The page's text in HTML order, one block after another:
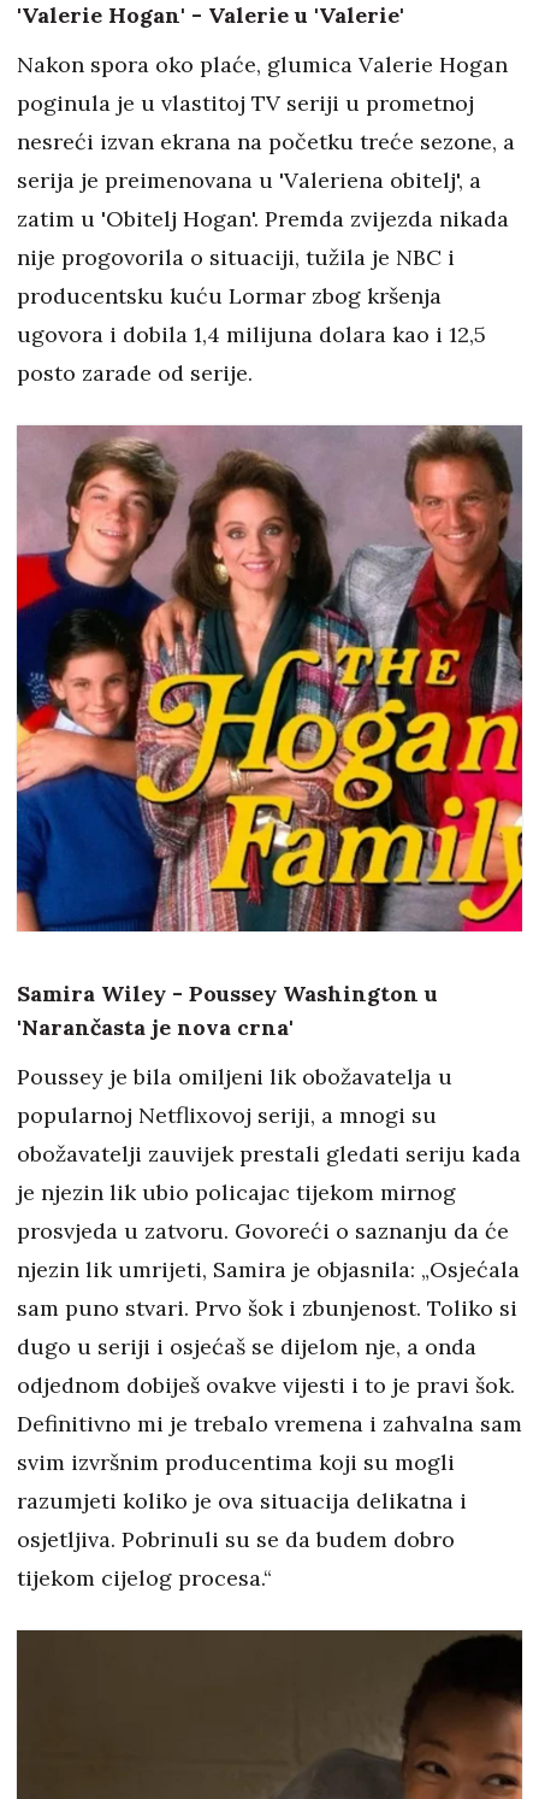
'Valerie Hogan' - Valerie u 'Valerie'
Nakon spora oko plaće, glumica Valerie Hogan
poginula je u vlastitoj TV seriji u prometnoj
nesreći izvan ekrana na početku treće sezone, a
serija je preimenovana u 'Valeriena obitelj', a
zatim u 'Obitelj Hogan'. Premda zvijezda nikada
nije progovorila o situaciji, tužila je NBC i
producentsku kuću Lormar zbog kršenja
ugovora i dobila 1,4 milijuna dolara kao i 12,5
posto zarade od serije.
Samira Wiley - Poussey Washington u
'Narančasta je nova crna'
Poussey je bila omiljeni lik obožavatelja u
popularnoj Netflixovoj seriji, a mnogi su
obožavatelji zauvijek prestali gledati seriju kada
je njezin lik ubio policajac tijekom mirnog
prosvjeda u zatvoru. Govoreći o saznanju da će
njezin lik umrijeti, Samira je objasnila: „Osjećala
sam puno stvari. Prvo šok i zbunjenost. Toliko si
dugo u seriji i osjećaš se dijelom nje, a onda
odjednom dobiješ ovakve vijesti i to je pravi šok.
Definitivno mi je trebalo vremena i zahvalna sam
svim izvršnim producentima koji su mogli
razumjeti koliko je ova situacija delikatna i
osjetljiva. Pobrinuli su se da budem dobro
tijekom cijelog procesa.“